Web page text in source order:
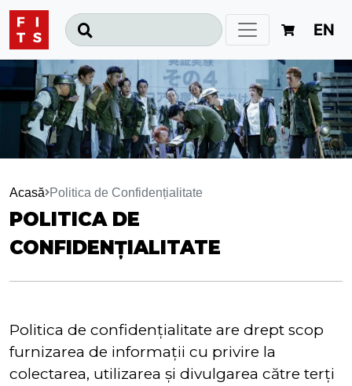
EN
Acasă Politica de Confidențialitate
POLITICA DE
CONFIDENȚIALITATE
Politica de confidențialitate are drept scop
furnizarea de informații cu privire la
colectarea, utilizarea și divulgarea către terți